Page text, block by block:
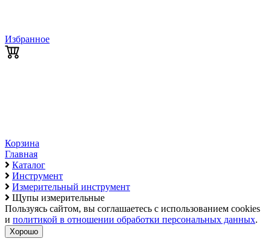
Избранное
Корзина
Главная
Каталог
Инструмент
Измерительный инструмент
Щупы измерительные
Пользуясь сайтом, вы соглашаетесь с использованием cookies
и политикой в отношении обработки персональных данных.
Хорошо